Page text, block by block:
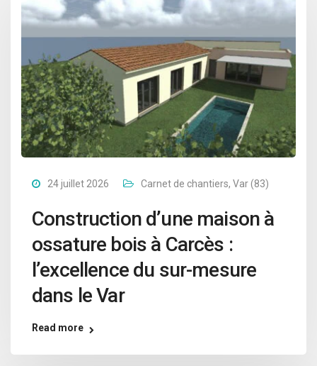
24 juillet 2026 Carnet de chantiers, Var (83)
Construction d’une maison à
ossature bois à Carcès :
l’excellence du sur-mesure
dans le Var
Read more